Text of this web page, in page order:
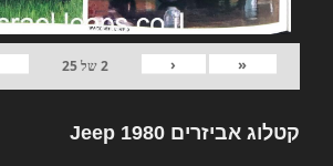
«
‹
2של25
קטלוג אביזרים Jeep 1980